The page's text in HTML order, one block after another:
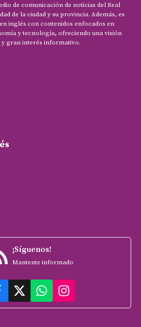
de comunicación de noticias del Real
de la ciudad y su provincia. Además, es
inglés con contenidos enfocados en
y tecnología, ofreciendo una visión
gran interés informativo.
¡Síguenos!
Mantente informado